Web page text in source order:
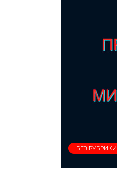
БЕЗ РУБРИКИ